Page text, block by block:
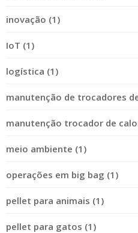
inovação (1)
IoT (1)
logística (1)
manutenção de trocadores
manutenção trocador de
meio ambiente (1)
operações em big bag (1)
pellet para animais (1)
pellet para gatos (1)